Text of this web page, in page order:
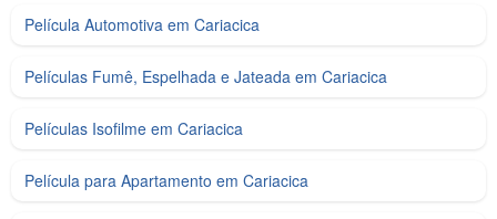
Película Automotiva em Cariacica
Películas Fumê, Espelhada e Jateada em Cariacica
Películas Isofilme em Cariacica
Película para Apartamento em Cariacica